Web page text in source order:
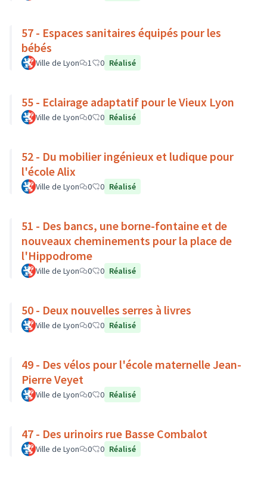
57 - Espaces sanitaires équipés pour les
bébés
Ville de Lyon 1 0 Réalisé
55 - Eclairage adaptatif pour le Vieux Lyon
Ville de Lyon 0 0 Réalisé
52 - Du mobilier ingénieux et ludique pour
l'école Alix
Ville de Lyon 0 0 Réalisé
51 - Des bancs, une borne-fontaine et de
nouveaux cheminements pour la place de
l'Hippodrome
Ville de Lyon 0 0 Réalisé
50 - Deux nouvelles serres à livres
Ville de Lyon 0 0 Réalisé
49 - Des vélos pour l'école maternelle Jean-
Pierre Veyet
Ville de Lyon 0 0 Réalisé
47 - Des urinoirs rue Basse Combalot
Ville de Lyon 0 0 Réalisé